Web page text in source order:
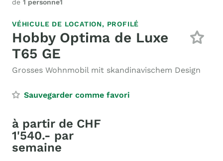
de 1 personne1
VÉHICULE DE LOCATION, PROFILÉ
Hobby Optima de Luxe
T65 GE
Grosses Wohnmobil mit skandinavischem Design
Sauvegarder comme favori
à partir de CHF
1'540.- par
semaine